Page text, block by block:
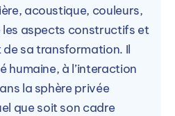
acoustique, couleurs,
les aspects constructifs et
sa transformation. Il
humaine, à l’interaction
la sphère privée
que soit son cadre